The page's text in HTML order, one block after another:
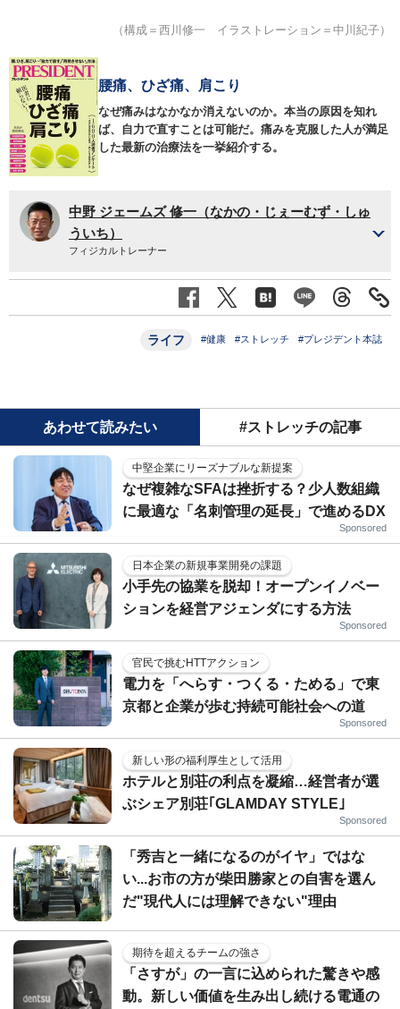
（構成＝西川修一 イラストレーション＝中川紀子）
腰痛、ひざ痛、肩こり
なぜ痛みはなかなか消えないのか。本当の原因を知れ
ば、自力で直すことは可能だ。痛みを克服した人が満足
した最新の治療法を一挙紹介する。
中野 ジェームズ 修一（なかの・じぇーむず・しゅ
ういち）
フィジカルトレーナー
ライフ #健康 #ストレッチ #プレジデント本誌
あわせて読みたい #ストレッチの記事
中堅企業にリーズナブルな新提案
なぜ複雑なSFAは挫折する？少人数組織
に最適な「名刺管理の延長」で進めるDX
Sponsored
日本企業の新規事業開発の課題
小手先の協業を脱却！オープンイノベー
ションを経営アジェンダにする方法
Sponsored
官民で挑むHTTアクション
電力を「へらす・つくる・ためる」で東
京都と企業が歩む持続可能社会への道
Sponsored
新しい形の福利厚生として活用
ホテルと別荘の利点を凝縮…経営者が選
ぶシェア別荘｢GLAMDAY STYLE｣
Sponsored
「秀吉と一緒になるのがイヤ」ではな
い...お市の方が柴田勝家との自害を選ん
だ"現代人には理解できない"理由
期待を超えるチームの強さ
「さすが」の一言に込められた驚きや感
動。新しい価値を生み出し続ける電通の